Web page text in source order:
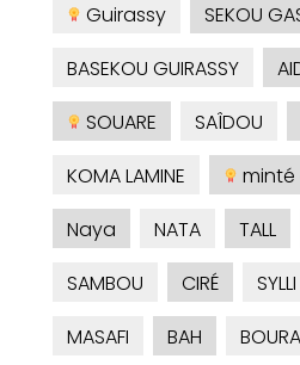
Guirassy
SEKOU
BASEKOU GUIRASSY
SOUARE
SAÎDOU
KOMA LAMINE
minté
Naya
NATA TALL
SAMBOU
CIRÉ SYLLI
MASAFI
BAH BOURA